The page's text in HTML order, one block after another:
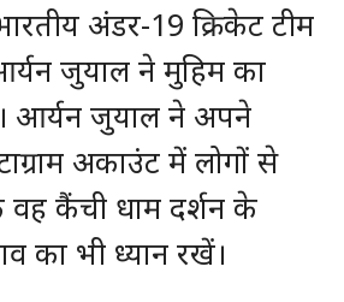
अंडर-19 क्रिकेट टीम
जुयाल ने मुहिम का
आर्यन जुयाल ने अपने
अकाउंट में लोगों से
कैंची धाम दर्शन के
का भी ध्यान रखें।